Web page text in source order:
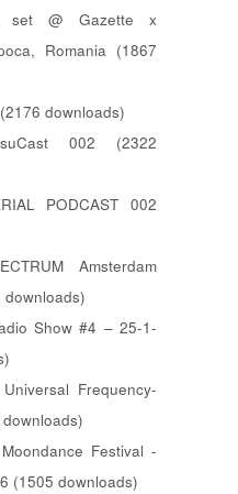
@ Gazette x
Romania (1867
downloads)
002 (2322
PODCAST 002
Amsterdam
Show #4 – 25-1-
Frequency-
Festival -
(1505 downloads)